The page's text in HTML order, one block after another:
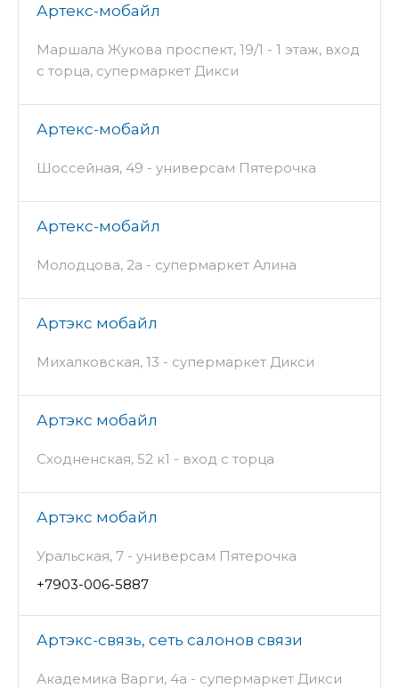
Артекс-мобайл
Маршала Жукова проспект, 19/1 - 1 этаж, вход
с торца, супермаркет Дикси
Артекс-мобайл
Шоссейная, 49 - универсам Пятерочка
Артекс-мобайл
Молодцова, 2а - супермаркет Алина
Артэкс мобайл
Михалковская, 13 - супермаркет Дикси
Артэкс мобайл
Сходненская, 52 к1 - вход с торца
Артэкс мобайл
Уральская, 7 - универсам Пятерочка
+7903-006-5887
Артэкс-связь, сеть салонов связи
Академика Варги, 4а - супермаркет Дикси